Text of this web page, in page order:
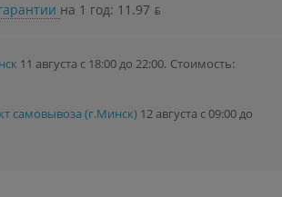
на 1 год: 11.97 ƃ
11 августа с 18:00 до 22:00. Стоимость:
самовывоза (г.Минск) 12 августа с 09:00 до